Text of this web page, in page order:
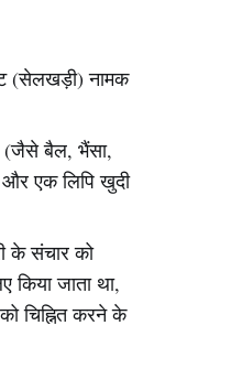
(सेलखड़ी) नामक
(जैसे बैल, भैंसा,
और एक लिपि खुदी
के संचार को
किया जाता था,
चिह्नित करने के